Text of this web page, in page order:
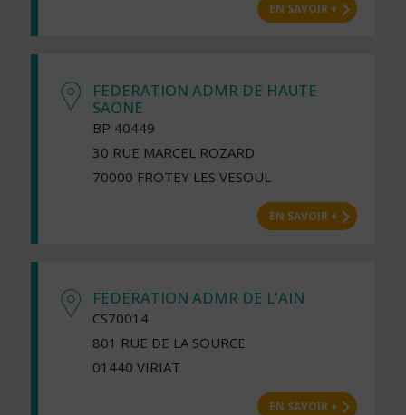
EN SAVOIR +
FEDERATION ADMR DE HAUTE
SAONE
BP 40449
30 RUE MARCEL ROZARD
70000 FROTEY LES VESOUL
EN SAVOIR +
FEDERATION ADMR DE L'AIN
CS70014
801 RUE DE LA SOURCE
01440 VIRIAT
EN SAVOIR +